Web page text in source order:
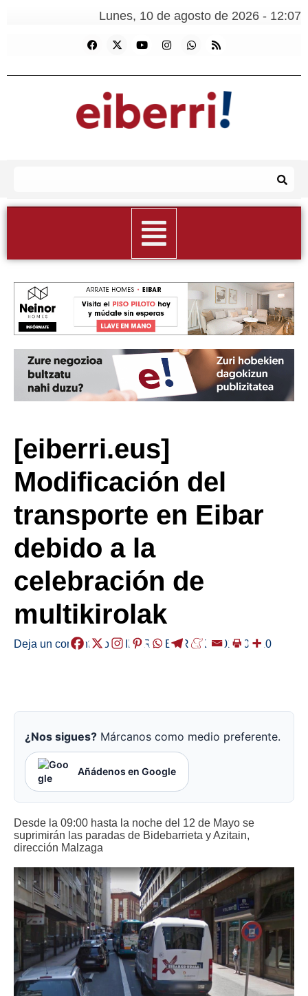
Lunes, 10 de agosto de 2026 - 12:07
[eiberri.eus]
Modificación del
transporte en Eibar
debido a la
celebración de
multikirolak
Deja un comentario /EIBAR ,HERRIAK /2019-05-10
¿Nos sigues? Márcanos como medio preferente.
Añádenos en Google
Desde la 09:00 hasta la noche del 12 de Mayo se
suprimirán las paradas de Bidebarrieta y Azitain,
dirección Malzaga